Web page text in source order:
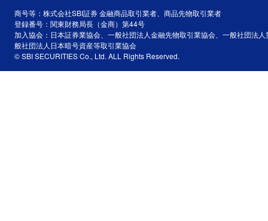
商号等：株式会社SBI証券 金融商品取引業者、商品先物取引業者
登録番号：関東財務局長（金商）第44号
加入協会：日本証券業協会、一般社団法人金融先物取引業協会、一般社団法
般社団法人日本暗号資産等取引業協会
© SBI SECURITIES Co., Ltd. ALL Rights Reserved.